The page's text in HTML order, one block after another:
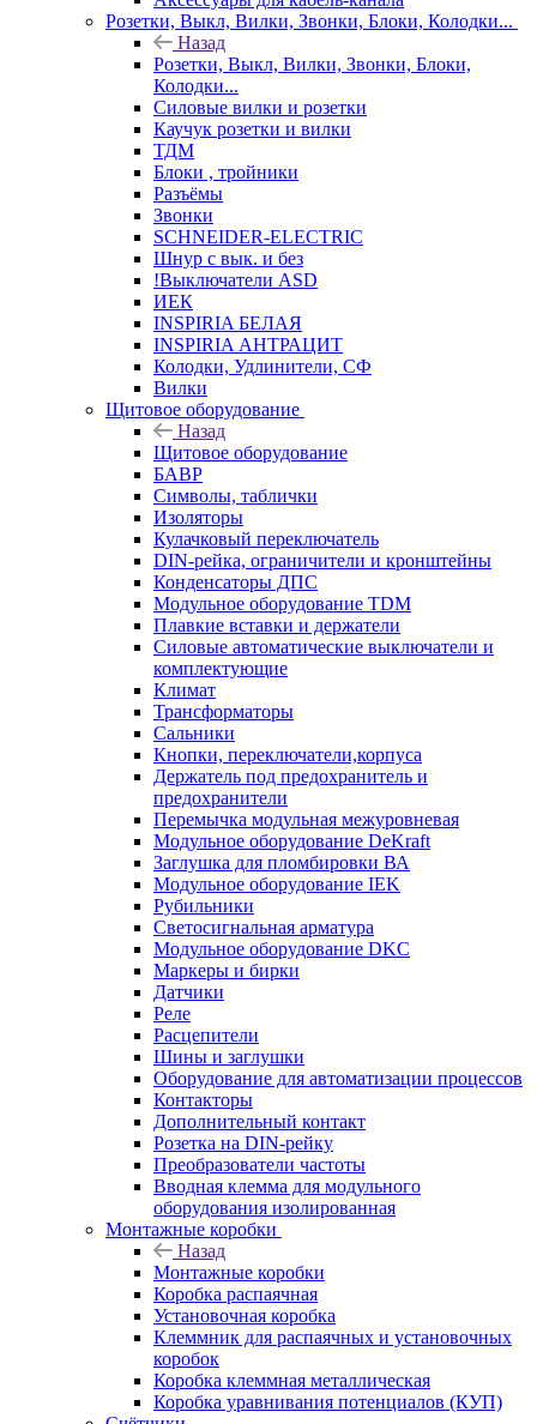
Розетки, Выкл, Вилки, Звонки, Блоки, Колодки...
Назад
Розетки, Выкл, Вилки, Звонки, Блоки,
Колодки...
Силовые вилки и розетки
Каучук розетки и вилки
ТДМ
Блоки , тройники
Разъёмы
Звонки
SCHNEIDER-ELECTRIC
Шнур с вык. и без
!Выключатели ASD
ИЕК
INSPIRIA БЕЛАЯ
INSPIRIA АНТРАЦИТ
Колодки, Удлинители, СФ
Вилки
Щитовое оборудование
Назад
Щитовое оборудование
БАВР
Символы, таблички
Изоляторы
Кулачковый переключатель
DIN-рейка, ограничители и кронштейны
Конденсаторы ДПС
Модульное оборудование TDM
Плавкие вставки и держатели
Силовые автоматические выключатели и
комплектующие
Климат
Трансформаторы
Сальники
Кнопки, переключатели,корпуса
Держатель под предохранитель и
предохранители
Перемычка модульная межуровневая
Модульное оборудование DeKraft
Заглушка для пломбировки ВА
Модульное оборудование IEK
Рубильники
Светосигнальная арматура
Модульное оборудование DKC
Маркеры и бирки
Датчики
Реле
Расцепители
Шины и заглушки
Оборудование для автоматизации процессов
Контакторы
Дополнительный контакт
Розетка на DIN-рейку
Преобразователи частоты
Вводная клемма для модульного
оборудования изолированная
Монтажные коробки
Назад
Монтажные коробки
Коробка распаячная
Установочная коробка
Клеммник для распаячных и установочных
коробок
Коробка клеммная металлическая
Коробка уравнивания потенциалов (КУП)